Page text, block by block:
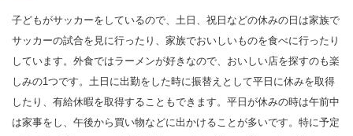
子どもがサッカーをしているので、土日、祝日などの休みの日は家族で
サッカーの試合を見に行ったり、家族でおいしいものを食べに行ったり
しています。外食ではラーメンが好きなので、おいしい店を探すのも楽
しみの1つです。土日に出勤をした時に振替えとして平日に休みを取得
したり、有給休暇を取得することもできます。平日が休みの時は午前中
は家事をし、午後から買い物などに出かけることが多いです。特に予定